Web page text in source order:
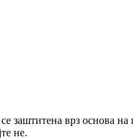
врз основа
не.